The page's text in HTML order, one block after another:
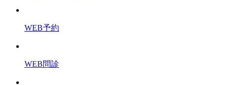
WEB予約
WEB問診